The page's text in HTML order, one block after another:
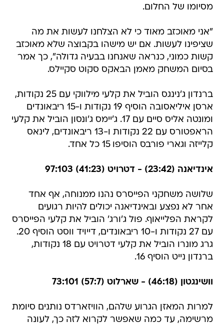
מסיומו של החלום.
"אני מאוכזב מאוד כי לא הצלחנו לעשות את מה
שציפינו לעשות. אם יש מישהו בקבוצה שלא מאוכזב
קשות כמוני, כנראה שאנחנו בבעיה גדולה", כך אמר
בסיום המשחק מאמן הבאקס סקוט סקיילס.
ברנדון ג'נינגס הוביל את קלעי מילווקי עם 25 נקודות,
ארסן איליאסובה הוסיף 19 נקודות ו-15 ריבאונדים
ומונטה אליס סיים עם 17. ג'יימס ג'ונסון הוביל את קלעי
הראפטורס עם 22 נקודות ו-13 ריבאונדים, לינאס
קלייזה וגארי פורבס הוסיפו 15 כל אחד.
אינדיאנה (23:42) - דטרויט (41:23) 97:103
שלושה משחקני הפייסרס נהנו ממנוחה, אף אחד
אחר לא נפצע ובאינדיאנה יכולים להיות רגועים
לקראת הפלייאוף. פול ג'ורג' הוביל את קלעי הפייסרס
עם 27 נקודות ו-10 ריבאונדים, דייויד ווסט הוסיף 20.
גרג מונרו הוביל את קלעי דטרויט עם 18 נקודות,
ברנדון נייט הוסיף 16.
וושינגטון (46:18) - שארלוט (57:7) 73:101
למרות המאזן הגרוע שלהם, הוויזארדס נותנים סיומת
מרשימה, עד כמה שאפשר לקרוא לזה כך, לעונה